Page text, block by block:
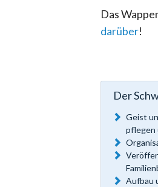
Das
darüber!
Der
Geist
pflegen
Aufbau